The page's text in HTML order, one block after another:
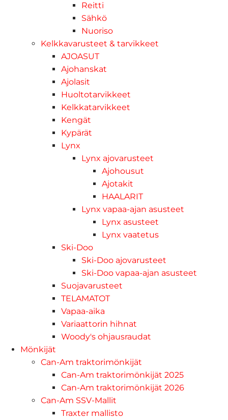
Reitti
Sähkö
Nuoriso
Kelkkavarusteet & tarvikkeet
AJOASUT
Ajohanskat
Ajolasit
Huoltotarvikkeet
Kelkkatarvikkeet
Kengät
Kypärät
Lynx
Lynx ajovarusteet
Ajohousut
Ajotakit
HAALARIT
Lynx vapaa-ajan asusteet
Lynx asusteet
Lynx vaatetus
Ski-Doo
Ski-Doo ajovarusteet
Ski-Doo vapaa-ajan asusteet
Suojavarusteet
TELAMATOT
Vapaa-aika
Variaattorin hihnat
Woody's ohjausraudat
Mönkijät
Can-Am traktorimönkijät
Can-Am traktorimönkijät 2025
Can-Am traktorimönkijät 2026
Can-Am SSV-Mallit
Traxter mallisto